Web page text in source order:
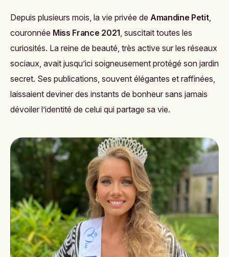
Depuis plusieurs mois, la vie privée de Amandine Petit,
couronnée Miss France 2021, suscitait toutes les
curiosités. La reine de beauté, très active sur les réseaux
sociaux, avait jusqu’ici soigneusement protégé son jardin
secret. Ses publications, souvent élégantes et raffinées,
laissaient deviner des instants de bonheur sans jamais
dévoiler l’identité de celui qui partage sa vie.